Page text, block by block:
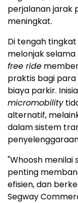
perjalanan jarak
meningkat.
Di tengah
melonjak
free ride
praktis bagi
biaya parkir.
micromobility
alternatif,
dalam sistem
"Whoosh menilai
penting
efisien, dan
Segway